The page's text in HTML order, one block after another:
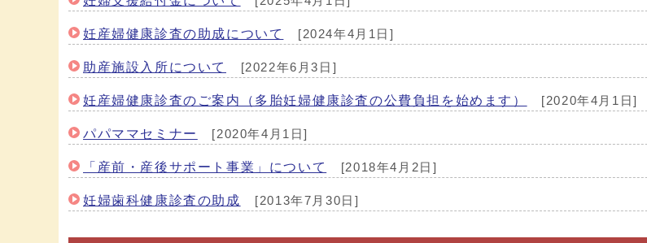
妊産婦健康診査の助成について [2024年4月1日]
助産施設入所について [2022年6月3日]
妊産婦健康診査のご案内（多胎妊婦健康診査の公費負担を始めます） [2020年4月1日]
パパママセミナー [2020年4月1日]
「産前・産後サポート事業」について [2018年4月2日]
妊婦歯科健康診査の助成 [2013年7月30日]